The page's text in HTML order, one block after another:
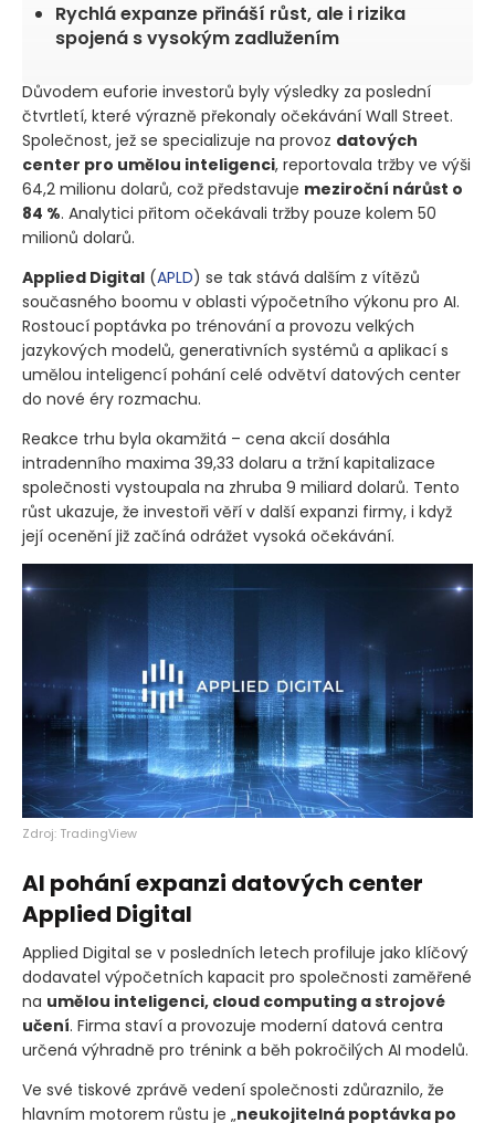
Rychlá expanze přináší růst, ale i rizika
spojená s vysokým zadlužením
Důvodem euforie investorů byly výsledky za poslední
čtvrtletí, které výrazně překonaly očekávání Wall Street.
Společnost, jež se specializuje na provoz datových
center pro umělou inteligenci, reportovala tržby ve výši
64,2 milionu dolarů, což představuje meziroční nárůst o
84 %. Analytici přitom očekávali tržby pouze kolem 50
milionů dolarů.
Applied Digital (APLD) se tak stává dalším z vítězů
současného boomu v oblasti výpočetního výkonu pro AI.
Rostoucí poptávka po trénování a provozu velkých
jazykových modelů, generativních systémů a aplikací s
umělou inteligencí pohání celé odvětví datových center
do nové éry rozmachu.
Reakce trhu byla okamžitá – cena akcií dosáhla
intradenního maxima 39,33 dolaru a tržní kapitalizace
společnosti vystoupala na zhruba 9 miliard dolarů. Tento
růst ukazuje, že investoři věří v další expanzi firmy, i když
její ocenění již začíná odrážet vysoká očekávání.
Zdroj: TradingView
AI pohání expanzi datových center
Applied Digital
Applied Digital se v posledních letech profiluje jako klíčový
dodavatel výpočetních kapacit pro společnosti zaměřené
na umělou inteligenci, cloud computing a strojové
učení. Firma staví a provozuje moderní datová centra
určená výhradně pro trénink a běh pokročilých AI modelů.
Ve své tiskové zprávě vedení společnosti zdůraznilo, že
hlavním motorem růstu je „neukojitelná poptávka po